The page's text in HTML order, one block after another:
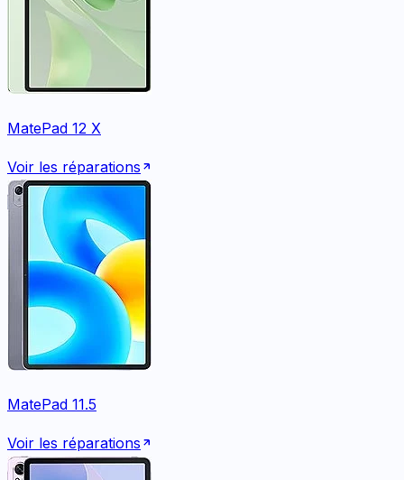
MatePad 12 X
Voir les réparations
MatePad 11.5
Voir les réparations